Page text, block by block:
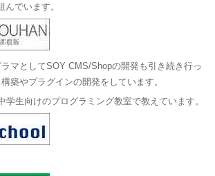
んでいます。
マとしてSOY CMS/Shopの開発も引き続き行っ
築やプラグインの開発をしています。
学生向けのプログラミング教室で教えています。